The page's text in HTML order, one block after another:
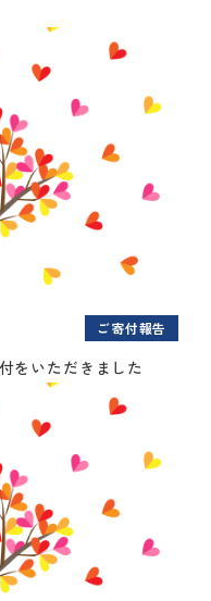
ご寄付報告
をいただきました